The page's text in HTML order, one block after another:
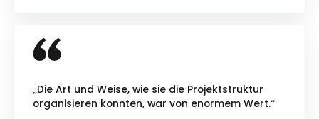
„Die Art und Weise, wie sie die Projektstruktur
organisieren konnten, war von enormem Wert.“